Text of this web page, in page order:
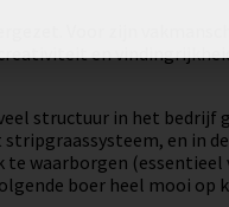
Voor zijn
en
structuur in het bedrijf
en in
waarborgen (essentieel
boer heel mooi op